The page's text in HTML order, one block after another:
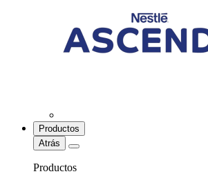
Productos
Atrás
Productos